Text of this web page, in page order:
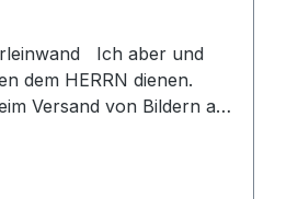
Ich aber und
dem HERRN dienen.
Versand von Bildern ab